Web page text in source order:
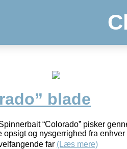
blade
“Colorado” pisker
og nysgerrighed fra
far (Læs mere)